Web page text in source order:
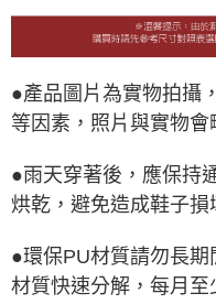
●產品圖片為實物拍攝
等因素，照片與實物
●雨天穿著後，應保持
烘乾，避免造成鞋子損
●環保PU材質請勿長
材質快速分解，每月